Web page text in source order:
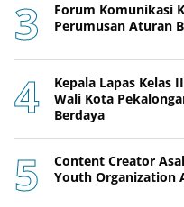
Forum Komunikasi
Perumusan Aturan
Kepala Lapas Kelas
Wali Kota
Berdaya
Content Creator
Youth Organization